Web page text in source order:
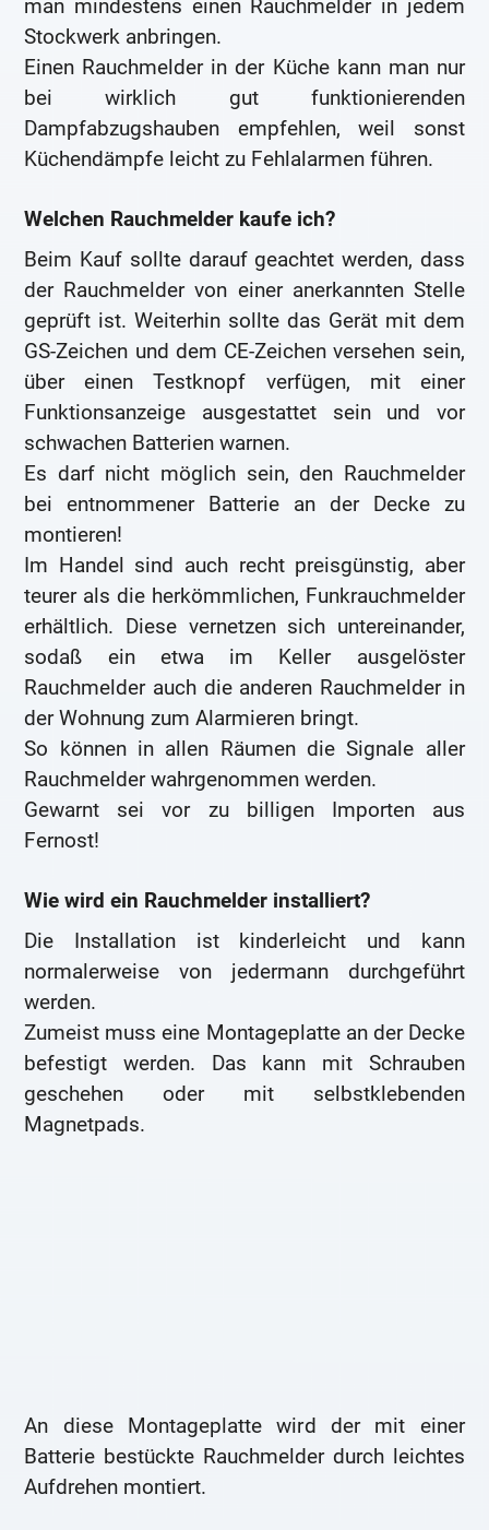
man mindestens einen Rauchmelder in jedem
Stockwerk anbringen.
Einen Rauchmelder in der Küche kann man nur
bei wirklich gut funktionierenden
Dampfabzugshauben empfehlen, weil sonst
Küchendämpfe leicht zu Fehlalarmen führen.
Welchen Rauchmelder kaufe ich?
Beim Kauf sollte darauf geachtet werden, dass
der Rauchmelder von einer anerkannten Stelle
geprüft ist. Weiterhin sollte das Gerät mit dem
GS-Zeichen und dem CE-Zeichen versehen sein,
über einen Testknopf verfügen, mit einer
Funktionsanzeige ausgestattet sein und vor
schwachen Batterien warnen.
Es darf nicht möglich sein, den Rauchmelder
bei entnommener Batterie an der Decke zu
montieren!
Im Handel sind auch recht preisgünstig, aber
teurer als die herkömmlichen, Funkrauchmelder
erhältlich. Diese vernetzen sich untereinander,
sodaß ein etwa im Keller ausgelöster
Rauchmelder auch die anderen Rauchmelder in
der Wohnung zum Alarmieren bringt.
So können in allen Räumen die Signale aller
Rauchmelder wahrgenommen werden.
Gewarnt sei vor zu billigen Importen aus
Fernost!
Wie wird ein Rauchmelder installiert?
Die Installation ist kinderleicht und kann
normalerweise von jedermann durchgeführt
werden.
Zumeist muss eine Montageplatte an der Decke
befestigt werden. Das kann mit Schrauben
geschehen oder mit selbstklebenden
Magnetpads.
An diese Montageplatte wird der mit einer
Batterie bestückte Rauchmelder durch leichtes
Aufdrehen montiert.